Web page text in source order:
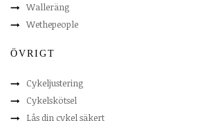
Walleräng
Wethepeople
ÖVRIGT
Cykeljustering
Cykelskötsel
Lås din cykel säkert